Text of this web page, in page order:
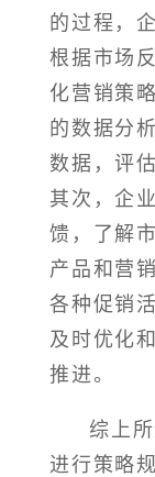
的过程，
根据市场
化营销策
的数据分
数据，评
其次，企
馈，了解
产品和营
各种促销
及时优化
推进。
综上
进行策略